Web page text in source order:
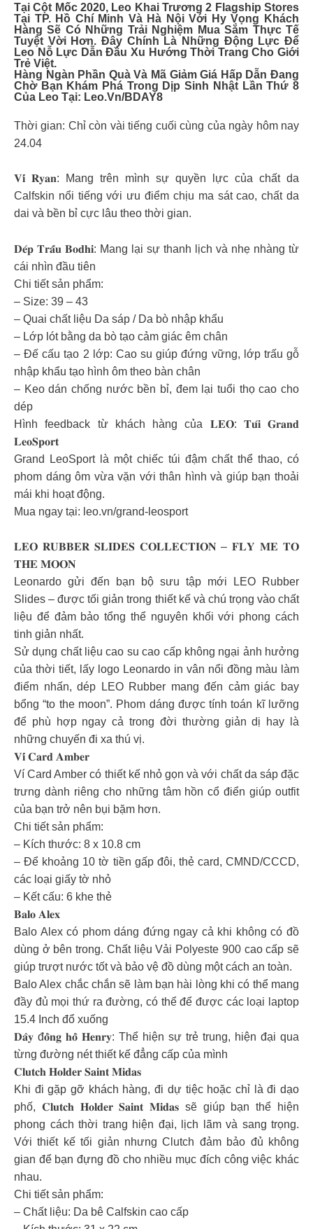
Tại Cột Mốc 2020, Leo Khai Trương 2 Flagship Stores
Tại TP. Hồ Chí Minh Và Hà Nội Với Hy Vọng Khách
Hàng Sẽ Có Những Trải Nghiệm Mua Sắm Thực Tế
Tuyệt Vời Hơn. Đây Chính Là Những Động Lực Để
Leo Nỗ Lực Dẫn Đầu Xu Hướng Thời Trang Cho Giới
Trẻ Việt.
Hàng Ngàn Phần Quà Và Mã Giảm Giá Hấp Dẫn Đang
Chờ Bạn Khám Phá Trong Dịp Sinh Nhật Lần Thứ 8
Của Leo Tại: Leo.vn/BDAY8
Thời gian: Chỉ còn vài tiếng cuối cùng của ngày hôm nay
24.04
𝐕𝐢́ 𝐑𝐲𝐚𝐧: Mang trên mình sự quyền lực của chất da
Calfskin nổi tiếng với ưu điểm chịu ma sát cao, chất da
dai và bền bỉ cực lâu theo thời gian.
𝐃𝐞́𝐩 𝐓𝐫𝐚̂́𝐮 𝐁𝐨𝐝𝐡𝐢: Mang lại sự thanh lịch và nhẹ nhàng từ
cái nhìn đầu tiên
Chi tiết sản phẩm:
– Size: 39 – 43
– Quai chất liệu Da sáp / Da bò nhập khẩu
– Lớp lót bằng da bò tạo cảm giác êm chân
– Đế cấu tạo 2 lớp: Cao su giúp đứng vững, lớp trấu gỗ
nhập khẩu tạo hình ôm theo bàn chân
– Keo dán chống nước bền bỉ, đem lại tuổi thọ cao cho
dép
Hình feedback từ khách hàng của 𝐋𝐄𝐎: 𝐓𝐮́𝐢 𝐆𝐫𝐚𝐧𝐝
𝐋𝐞𝐨𝐒𝐩𝐨𝐫𝐭
Grand LeoSport là một chiếc túi đậm chất thể thao, có
phom dáng ôm vừa vặn với thân hình và giúp bạn thoải
mái khi hoạt động.
Mua ngay tại: leo.vn/grand-leosport
𝐋𝐄𝐎 𝐑𝐔𝐁𝐁𝐄𝐑 𝐒𝐋𝐈𝐃𝐄𝐒 𝐂𝐎𝐋𝐋𝐄𝐂𝐓𝐈𝐎𝐍 – 𝐅𝐋𝐘 𝐌𝐄 𝐓𝐎
𝐓𝐇𝐄 𝐌𝐎𝐎𝐍
Leonardo gửi đến bạn bộ sưu tập mới LEO Rubber
Slides – được tối giản trong thiết kế và chú trọng vào chất
liệu để đảm bảo tổng thể nguyên khối với phong cách
tinh giản nhất.
Sử dụng chất liệu cao su cao cấp không ngại ảnh hưởng
của thời tiết, lấy logo Leonardo in vân nổi đồng màu làm
điểm nhấn, dép LEO Rubber mang đến cảm giác bay
bổng “to the moon”. Phom dáng được tính toán kĩ lưỡng
để phù hợp ngay cả trong đời thường giản dị hay là
những chuyến đi xa thú vị.
𝐕𝐢́ 𝐂𝐚𝐫𝐝 𝐀𝐦𝐛𝐞𝐫
Ví Card Amber có thiết kế nhỏ gọn và với chất da sáp đặc
trưng dành riêng cho những tâm hồn cổ điển giúp outfit
của bạn trở nên bụi bặm hơn.
Chi tiết sản phẩm:
– Kích thước: 8 x 10.8 cm
– Để khoảng 10 tờ tiền gấp đôi, thẻ card, CMND/CCCD,
các loại giấy tờ nhỏ
– Kết cấu: 6 khe thẻ
𝐁𝐚𝐥𝐨 𝐀𝐥𝐞𝐱
Balo Alex có phom dáng đứng ngay cả khi không có đồ
dùng ở bên trong. Chất liệu Vải Polyeste 900 cao cấp sẽ
giúp trượt nước tốt và bảo vệ đồ dùng một cách an toàn.
Balo Alex chắc chắn sẽ làm bạn hài lòng khi có thể mang
đầy đủ mọi thứ ra đường, có thể để được các loại laptop
15.4 Inch đổ xuống
𝐃𝐚̂𝐲 đ𝐨̂̀𝐧𝐠 𝐡𝐨̂̀ 𝐇𝐞𝐧𝐫𝐲: Thể hiện sự trẻ trung, hiện đại qua
từng đường nét thiết kế đẳng cấp của mình
𝐂𝐥𝐮𝐭𝐜𝐡 𝐇𝐨𝐥𝐝𝐞𝐫 𝐒𝐚𝐢𝐧𝐭 𝐌𝐢𝐝𝐚𝐬
Khi đi gặp gỡ khách hàng, đi dự tiệc hoặc chỉ là đi dạo
phố, 𝐂𝐥𝐮𝐭𝐜𝐡 𝐇𝐨𝐥𝐝𝐞𝐫 𝐒𝐚𝐢𝐧𝐭 𝐌𝐢𝐝𝐚𝐬 sẽ giúp bạn thể hiện
phong cách thời trang hiện đại, lịch lãm và sang trọng.
Với thiết kế tối giản nhưng Clutch đảm bảo đủ không
gian để bạn đựng đồ cho nhiều mục đích công việc khác
nhau.
Chi tiết sản phẩm:
– Chất liệu: Da bê Calfskin cao cấp